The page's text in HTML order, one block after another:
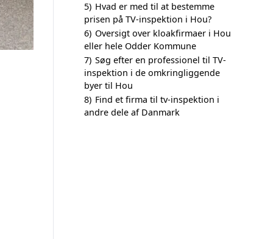
5) Hvad er med til at bestemme
prisen på TV-inspektion i Hou?
6) Oversigt over kloakfirmaer i Hou
eller hele Odder Kommune
7) Søg efter en professionel til TV-
inspektion i de omkringliggende
byer til Hou
8) Find et firma til tv-inspektion i
andre dele af Danmark